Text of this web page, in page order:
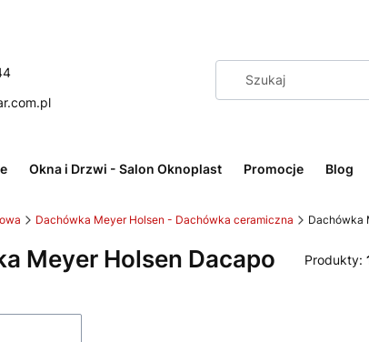
Okna i Drzwi - Salon Oknoplast Promocje Blog
Dachówka Meyer Holsen - Dachówka ceramiczna Dachówka
Meyer Holsen Dacapo Produkty: